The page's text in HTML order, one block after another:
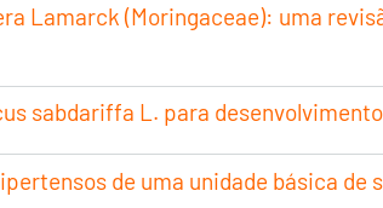
Lamarck (Moringaceae): uma
sabdariffa L. para
de uma unidade básica de